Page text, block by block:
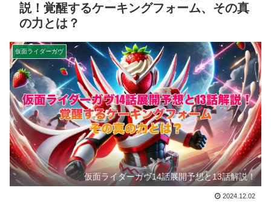
説！覚醒するケーキングフォーム、その真
の力とは？
仮面ライダーガヴ
仮面ライダーガヴ14話展開予想と13話解説！
2024.12.02